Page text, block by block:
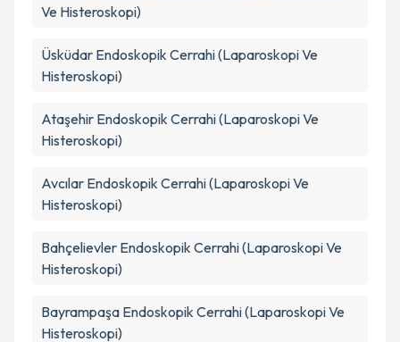
Ve Histeroskopi)
Üsküdar Endoskopik Cerrahi (Laparoskopi Ve
Histeroskopi)
Ataşehir Endoskopik Cerrahi (Laparoskopi Ve
Histeroskopi)
Avcılar Endoskopik Cerrahi (Laparoskopi Ve
Histeroskopi)
Bahçelievler Endoskopik Cerrahi (Laparoskopi Ve
Histeroskopi)
Bayrampaşa Endoskopik Cerrahi (Laparoskopi Ve
Histeroskopi)